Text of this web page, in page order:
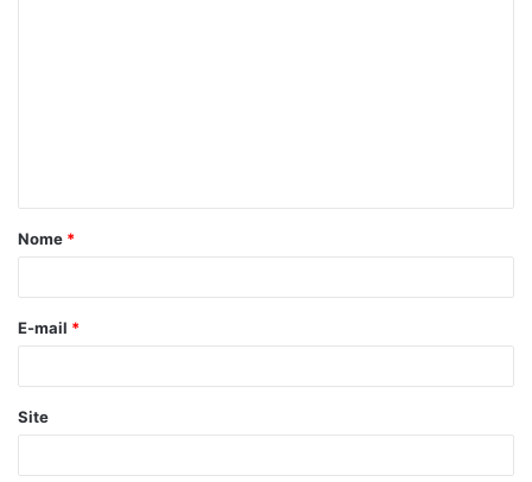
Nome *
E-mail *
Site